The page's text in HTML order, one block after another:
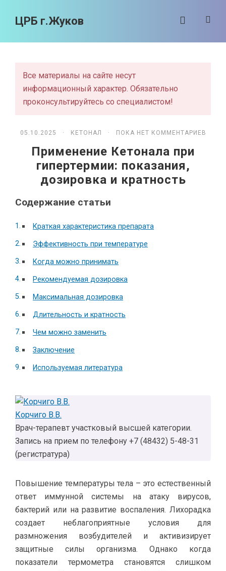
ЦРБ г.Жуков
Все материалы на сайте несут
информационный характер. Обязательно
проконсультируйтесь со специалистом!
05.10.2025 · КЕТОНАЛ · ПОКА НЕТ КОММЕНТАРИЕВ
Применение Кетонала при
гипертермии: показания,
дозировка и кратность
Содержание статьи
Краткая характеристика препарата
Эффективность при температуре
Когда можно принимать
Рекомендуемая дозировка
Максимальная дозировка
Длительность и кратность
Чем можно заменить
Заключение
Используемая литература
Корчиго В.В.
Врач-терапевт участковый высшей категории.
Запись на прием по телефону +7 (48432) 5-48-31
(регистратура)
Повышение температуры тела – это естественный
ответ иммунной системы на атаку вирусов,
бактерий или на развитие воспаления. Лихорадка
создает неблагоприятные условия для
размножения возбудителей и активизирует
защитные силы организма. Однако когда
показатели термометра становятся слишком